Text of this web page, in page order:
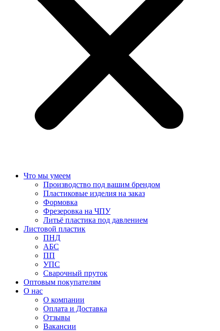
Что мы умеем
Производство под вашим брендом
Пластиковые изделия на заказ
Формовка
Фрезеровка на ЧПУ
Литьё пластика под давлением
Листовой пластик
ПНД
АБС
ПП
УПС
Сварочный пруток
Оптовым покупателям
О нас
О компании
Оплата и Доставка
Отзывы
Вакансии